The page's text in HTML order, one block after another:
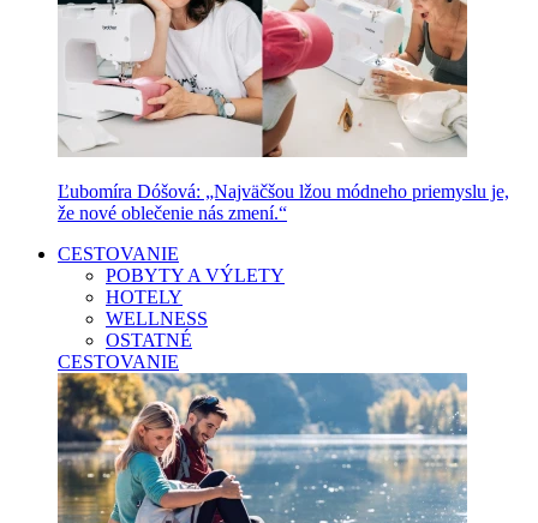
Ľubomíra Dóšová: „Najväčšou lžou módneho priemyslu je,
že nové oblečenie nás zmení.“
CESTOVANIE
POBYTY A VÝLETY
HOTELY
WELLNESS
OSTATNÉ
CESTOVANIE